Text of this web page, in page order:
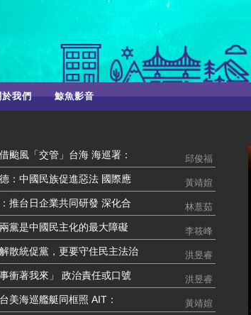
於我們 鯨魚影音
颱風「交管」台海 海巡署： 邱俊福
：中國民族促進惡法 國際應 黃靖媗
推台日企業共同研發 深化合 林薏茹
黨是中國民主化的最大障礙 李筱峰
散統促黨，更要守住民主法治 洪昱睿
事衝著我來」 政治責任或口號 洪昱睿
美海巡艦艇同框照 AIT： 黃靖媗